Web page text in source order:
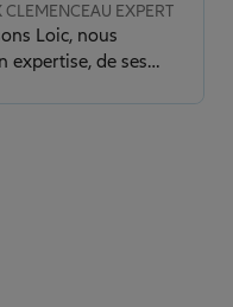
EXPERT
Loic, nous
expertise, de ses